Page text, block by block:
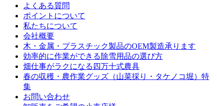
よくある質問
ポイントについて
私たちについて
会社概要
木・金属・プラスチック製品のOEM製造承ります
効率的に作業ができる除雪用品の選び方
畑仕事がラクになる四万十式農具
春の収穫・農作業グッズ（山菜採り・タケノコ堀）特
集
お問い合わせ